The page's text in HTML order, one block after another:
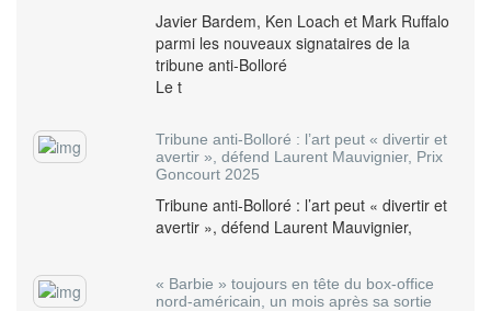
Javier Bardem, Ken Loach et Mark Ruffalo
parmi les nouveaux signataires de la
tribune anti-Bolloré
Le t
Tribune anti-Bolloré : l’art peut « divertir et
avertir », défend Laurent Mauvignier, Prix
Goncourt 2025
Tribune anti-Bolloré : l’art peut « divertir et
avertir », défend Laurent Mauvignier,
« Barbie » toujours en tête du box-office
nord-américain, un mois après sa sortie